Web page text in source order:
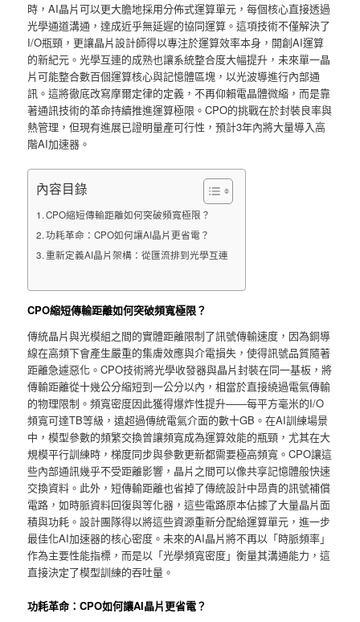
時，AI晶片可以更大膽地採用分佈式運算單元，每個核心直接透過
光學通道溝通，達成近乎無延遲的協同運算。這項技術不僅解決了
I/O瓶頸，更讓晶片設計師得以專注於運算效率本身，開創AI運算
的新紀元。光學互連的成熟也讓系統整合度大幅提升，未來單一晶
片可能整合數百個運算核心與記憶體區塊，以光波導進行內部通
訊。這將徹底改寫摩爾定律的定義，不再仰賴電晶體微縮，而是靠
著通訊技術的革命持續推進運算極限。CPO的挑戰在於封裝良率與
熱管理，但現有進展已證明量產可行性，預計3年內將大量導入高
階AI加速器。
內容目錄
CPO縮短傳輸距離如何突破頻寬極限？
功耗革命：CPO如何讓AI晶片更省電？
重新定義AI晶片架構：從匯流排到光學互連
CPO縮短傳輸距離如何突破頻寬極限？
傳統晶片與光模組之間的實體距離限制了訊號傳輸速度，因為銅導
線在高頻下會產生嚴重的集膚效應與介電損失，使得訊號品質隨著
距離急遽惡化。CPO技術將光學收發器與晶片封裝在同一基板，將
傳輸距離從十幾公分縮短到一公分以內，相當於直接繞過電氣傳輸
的物理限制。頻寬密度因此獲得爆炸性提升——每平方毫米的I/O
頻寬可達TB等級，遠超過傳統電氣介面的數十GB。在AI訓練場景
中，模型參數的頻繁交換曾讓頻寬成為運算效能的瓶頸，尤其在大
規模平行訓練時，梯度同步與參數更新都需要極高頻寬。CPO讓這
些內部通訊幾乎不受距離影響，晶片之間可以像共享記憶體般快速
交換資料。此外，短傳輸距離也省掉了傳統設計中昂貴的訊號補償
電路，如時脈資料回復與等化器，這些電路原本佔據了大量晶片面
積與功耗。設計團隊得以將這些資源重新分配給運算單元，進一步
最佳化AI加速器的核心密度。未來的AI晶片將不再以「時脈頻率」
作為主要性能指標，而是以「光學頻寬密度」衡量其溝通能力，這
直接決定了模型訓練的吞吐量。
功耗革命：CPO如何讓AI晶片更省電？